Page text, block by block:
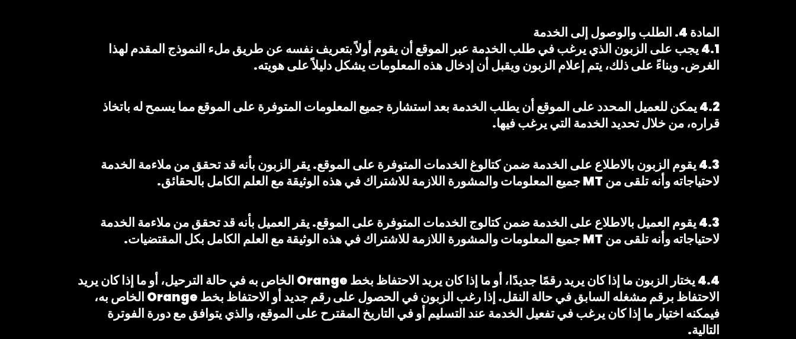
المادة 4. الطلب والوصول إلى الخدمة
4.1 يجب على الزبون الذي يرغب في طلب الخدمة عبر الموقع أن يقوم أولاً بتعريف نفسه عن طريق ملء النموذج المقدم لهذا
الغرض. وبناءً على ذلك، يتم إعلام الزبون ويقبل أن إدخال هذه المعلومات يشكل دليلاً على هويته.
4.2 يمكن للعميل المحدد على الموقع أن يطلب الخدمة بعد استشارة جميع المعلومات المتوفرة على الموقع مما يسمح له باتخاذ
قراره، من خلال تحديد الخدمة التي يرغب فيها.
4.3 يقوم الزبون بالاطلاع على الخدمة ضمن كتالوغ الخدمات المتوفرة على الموقع. يقر الزبون بأنه قد تحقق من ملاءمة الخدمة
لاحتياجاته وأنه تلقى من MT جميع المعلومات والمشورة اللازمة للاشتراك في هذه الوثيقة مع العلم الكامل بالحقائق.
4.3 يقوم العميل بالاطلاع على الخدمة ضمن كتالوج الخدمات المتوفرة على الموقع. يقر العميل بأنه قد تحقق من ملاءمة الخدمة
لاحتياجاته وأنه تلقى من MT جميع المعلومات والمشورة اللازمة للاشتراك في هذه الوثيقة مع العلم الكامل بكل المقتضيات.
4.4 يختار الزبون ما إذا كان يريد رقمًا جديدًا، أو ما إذا كان يريد الاحتفاظ بخط Orange الخاص به في حالة الترحيل، أو ما إذا كان يريد
الاحتفاظ برقم مشغله السابق في حالة النقل. إذا رغب الزبون في الحصول على رقم جديد أو الاحتفاظ بخط Orange الخاص به،
فيمكنه اختيار ما إذا كان يرغب في تفعيل الخدمة عند التسليم أو في التاريخ المقترح على الموقع، والذي يتوافق مع دورة الفوترة
التالية.